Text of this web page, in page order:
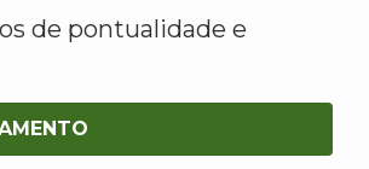
de pontualidade e